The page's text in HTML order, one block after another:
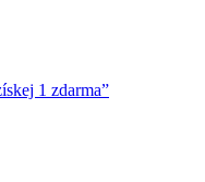
1 zdarma”